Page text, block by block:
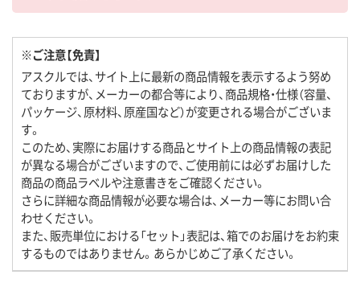
※ご注意【免責】
アスクルでは、サイト上に最新の商品情報を表示するよう努め
ておりますが、メーカーの都合等により、商品規格・仕様（容量、
パッケージ、原材料、原産国など）が変更される場合がございま
す。
このため、実際にお届けする商品とサイト上の商品情報の表記
が異なる場合がございますので、ご使用前には必ずお届けした
商品の商品ラベルや注意書きをご確認ください。
さらに詳細な商品情報が必要な場合は、メーカー等にお問い合
わせください。
また、販売単位における「セット」表記は、箱でのお届けをお約束
するものではありません。あらかじめご了承ください。